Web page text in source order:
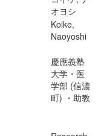
オヨシ
Koike,
Naoyoshi
慶應義塾
大学・医
学部 (信濃
町) ・助教